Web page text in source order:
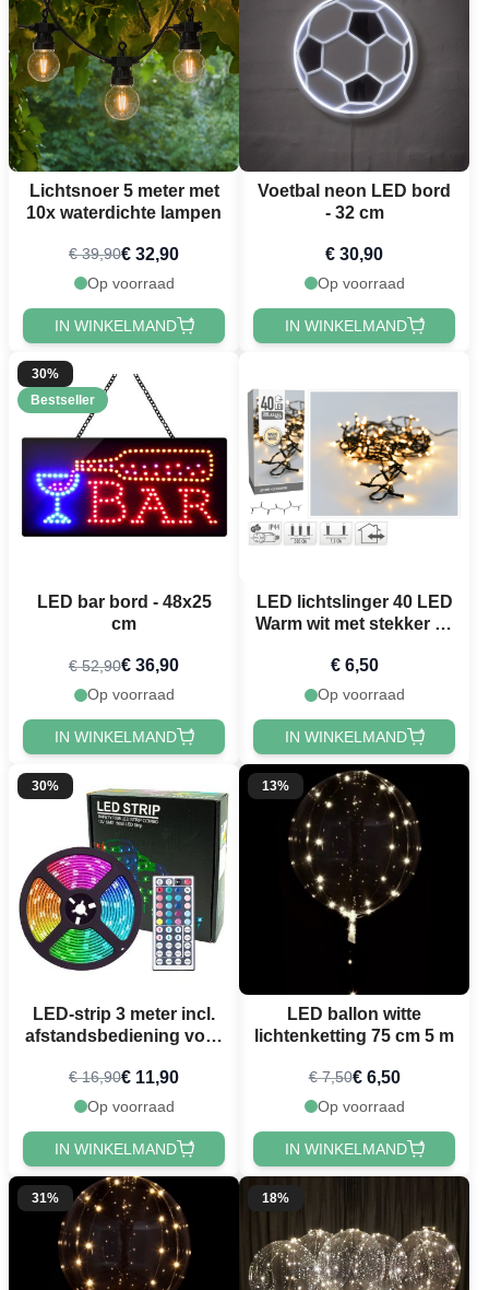
Lichtsnoer 5 meter met
10x waterdichte lampen
€ 39,90€ 32,90
Op voorraad
IN WINKELMAND
Voetbal neon LED bord
- 32 cm
€ 30,90
Op voorraad
IN WINKELMAND
30%
Bestseller
LED bar bord - 48x25
cm
€ 52,90€ 36,90
Op voorraad
IN WINKELMAND
LED lichtslinger 40 LED
Warm wit met stekker - 3
€ 6,50
Op voorraad
IN WINKELMAND
30%
LED-strip 3 meter incl.
afstandsbediening voor
€ 16,90€ 11,90
Op voorraad
IN WINKELMAND
13%
LED ballon witte
lichtenketting 75 cm 5 m
€ 7,50€ 6,50
Op voorraad
IN WINKELMAND
31% 18%